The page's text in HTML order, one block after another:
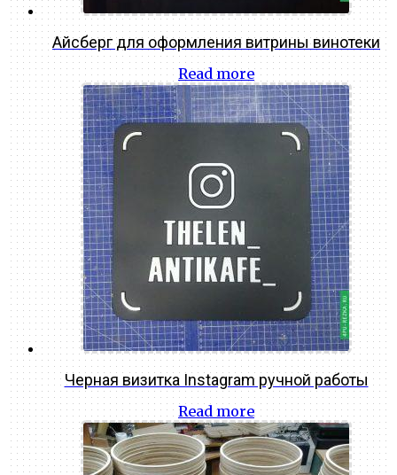
Айсберг для оформления витрины винотеки
Read more
Черная визитка Instagram ручной работы
Read more